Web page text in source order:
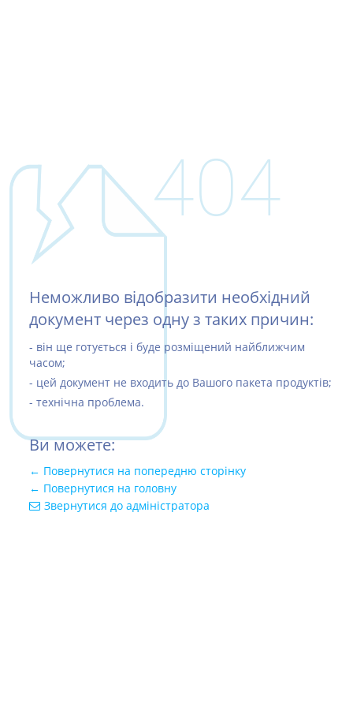
404
Неможливо відобразити необхідний
документ через одну з таких причин:
- він ще готується і буде розміщений найближчим
часом;
- цей документ не входить до Вашого пакета продуктів;
- технічна проблема.
Ви можете:
← Повернутися на попередню сторінку
← Повернутися на головну
Звернутися до адміністратора